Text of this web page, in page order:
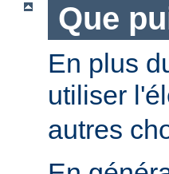
Que
En plus
utiliser
autres